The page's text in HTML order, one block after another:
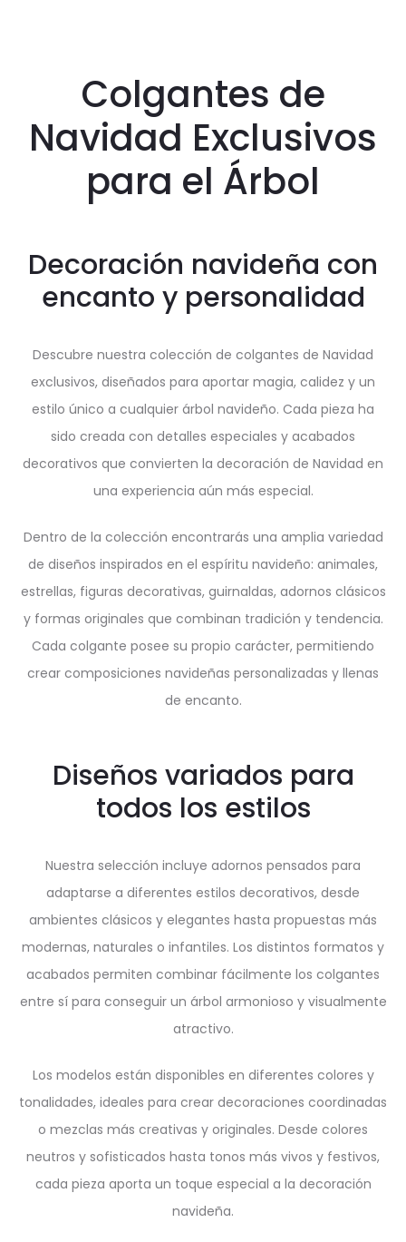
Colgantes de
Navidad Exclusivos
para el Árbol
Decoración navideña con
encanto y personalidad
Descubre nuestra colección de colgantes de Navidad
exclusivos, diseñados para aportar magia, calidez y un
estilo único a cualquier árbol navideño. Cada pieza ha
sido creada con detalles especiales y acabados
decorativos que convierten la decoración de Navidad en
una experiencia aún más especial.
Dentro de la colección encontrarás una amplia variedad
de diseños inspirados en el espíritu navideño: animales,
estrellas, figuras decorativas, guirnaldas, adornos clásicos
y formas originales que combinan tradición y tendencia.
Cada colgante posee su propio carácter, permitiendo
crear composiciones navideñas personalizadas y llenas
de encanto.
Diseños variados para
todos los estilos
Nuestra selección incluye adornos pensados para
adaptarse a diferentes estilos decorativos, desde
ambientes clásicos y elegantes hasta propuestas más
modernas, naturales o infantiles. Los distintos formatos y
acabados permiten combinar fácilmente los colgantes
entre sí para conseguir un árbol armonioso y visualmente
atractivo.
Los modelos están disponibles en diferentes colores y
tonalidades, ideales para crear decoraciones coordinadas
o mezclas más creativas y originales. Desde colores
neutros y sofisticados hasta tonos más vivos y festivos,
cada pieza aporta un toque especial a la decoración
navideña.